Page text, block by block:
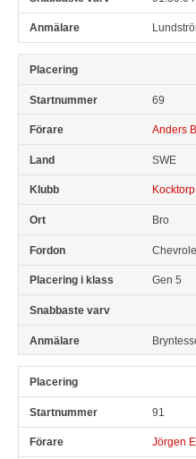
69
Anders
SWE
Bro
Gen 5
91
Jörgen